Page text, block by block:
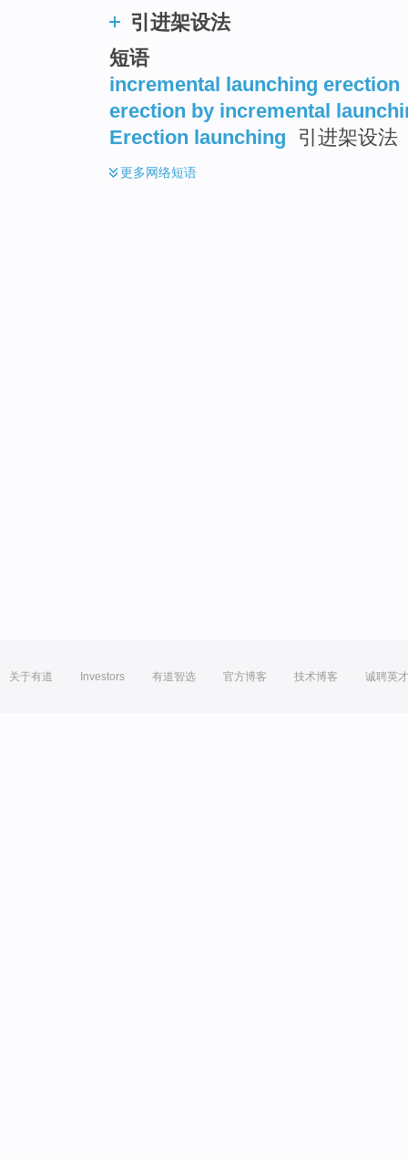
引进架设法
短语
incremental launching erection
erection by incremental
Erection launching
引进架设法
更多网络短语
关于有道 Investors 有道智选 官方博客 技术博客 诚聘英才